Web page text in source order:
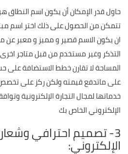
حاول قدر الإمكان أن يكون اسم
تتمكن من الحصول على ذلك اختر اسم
ان يكون الاسم قصير و مميز و معبر
التذكر وغير مستخدم من قبل متاجر
المساحة لا تقارن خطط الاستضافة
على ماتدفع قيمته ولكن ركز على
خدماتها لمجال التجارة الإلكترونية
الإلكتروني الخاص بك
3- تصميم احترافي
الإلكتروني: